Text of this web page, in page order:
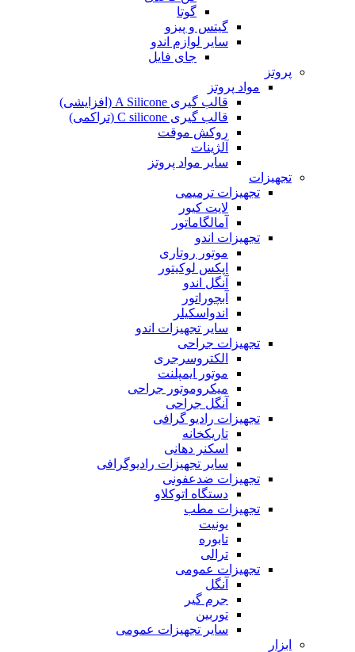
گوتا
گیتس و پیزو
سایر لوازم اندو
جای فایل
پروتز
مواد پروتز
قالب گیری A Silicone (افزایشی)
قالب گیری C silicone (تراکمی)
روکش موقت
آلژینات
سایر مواد پروتز
تجهیزات
تجهیزات ترمیمی
لایت کیور
آمالگاماتور
تجهیزات اندو
موتور روتاری
اپکس لوکیتور
آنگل اندو
آبچوراتور
اندواسکیلر
سایر تجهیزات اندو
تجهیزات جراحی
الکتروسرجری
موتور ایمپلنت
میکروموتور جراحی
آنگل جراحی
تجهیزات رادیو گرافی
تاریکخانه
اسکنر دهانی
سایر تجهیزات رادیوگرافی
تجهیزات ضدعفونی
دستگاه اتوکلاو
تجهیزات مطب
یونیت
تابوره
ترالی
تجهیزات عمومی
آنگل
جرم گیر
توربین
سایر تجهیزات عمومی
ابزار